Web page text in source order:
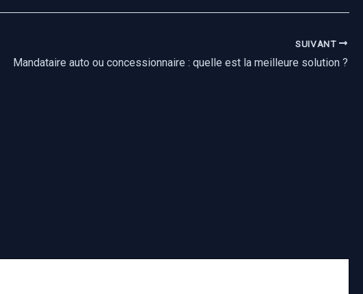
SUIVANT
Mandataire auto ou concessionnaire : quelle est la meilleure solution ?